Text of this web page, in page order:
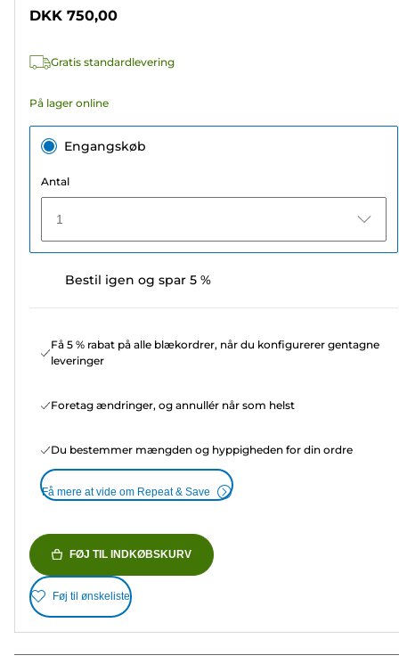
stjerner.
anmeldelser
DKK 750,00
Gratis standardlevering
På lager online
Engangskøb
Antal
1
Bestil igen og spar 5 %
Få 5 % rabat på alle blækordrer, når du konfigurerer gentagne
leveringer
Foretag ændringer, og annullér når som helst
Du bestemmer mængden og hyppigheden for din ordre
Få mere at vide om Repeat & Save
FØJ TIL INDKØBSKURV
Føj til ønskeliste